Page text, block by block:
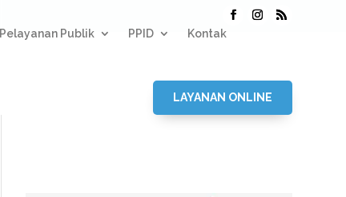
Pelayanan Publik PPID Kontak
LAYANAN ONLINE